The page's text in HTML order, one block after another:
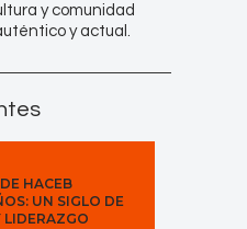
y comunidad
y actual.
HACEB
UN SIGLO DE